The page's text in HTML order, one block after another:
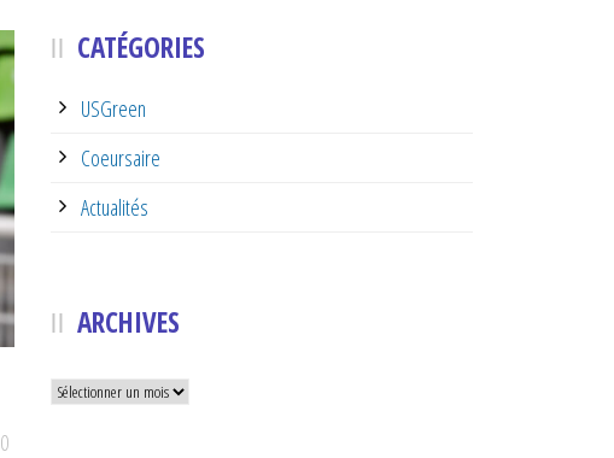
0
CATÉGORIES
USGreen
Coeursaire
Actualités
ARCHIVES
Archives